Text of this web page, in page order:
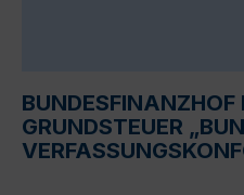
BUNDESFINANZHOF
GRUNDSTEUER